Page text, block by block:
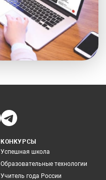
КОНКУРСЫ
Успешная школа
Образовательные технологии
Учитель года России